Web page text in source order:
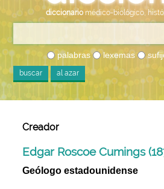
diccionario médico-biológico,
palabras lexemas
buscar al azar
Creador
Edgar Roscoe Cumings
Geólogo estadounidense